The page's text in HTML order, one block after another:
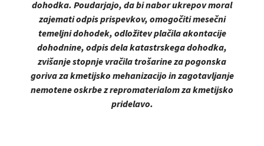
dohodka. Poudarjajo, da bi nabor ukrepov moral
zajemati odpis prispevkov, omogočiti mesečni
temeljni dohodek, odložitev plačila akontacije
dohodnine, odpis dela katastrskega dohodka,
zvišanje stopnje vračila trošarine za pogonska
goriva za kmetijsko mehanizacijo in zagotavljanje
nemotene oskrbe z repromaterialom za kmetijsko
pridelavo.